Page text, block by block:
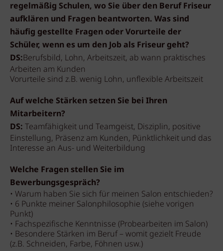
regelmäßig Schulen, wo Sie über den Beruf Friseur
aufklären und Fragen beantworten. Was sind
häufig gestellte Fragen oder Vorurteile der
Schüler, wenn es um den Job als Friseur geht?
DS:Berufsbild, Lohn, Arbeitszeit, ab wann praktisches
Arbeiten am Kunden
Vorurteile sind z.B. wenig Lohn, unflexible Arbeitszeit
Auf welche Stärken setzen Sie bei Ihren
Mitarbeitern?
DS: Teamfähigkeit und Teamgeist, Disziplin, positive
Einstellung, Präsenz am Kunden, Pünktlichkeit und das
Interesse an Aus- und Weiterbildung
Welche Fragen stellen Sie im
Bewerbungsgespräch?
• Warum haben Sie sich für meinen Salon entschieden?
• 6 Punkte meiner Salonphilosophie (siehe vorigen
Punkt)
• Fachspezifische Kenntnisse (Probearbeiten im Salon)
• Besondere Stärken im Beruf – womit gezielt Freude
(z.B. Schneiden, Farbe, Föhnen usw.)